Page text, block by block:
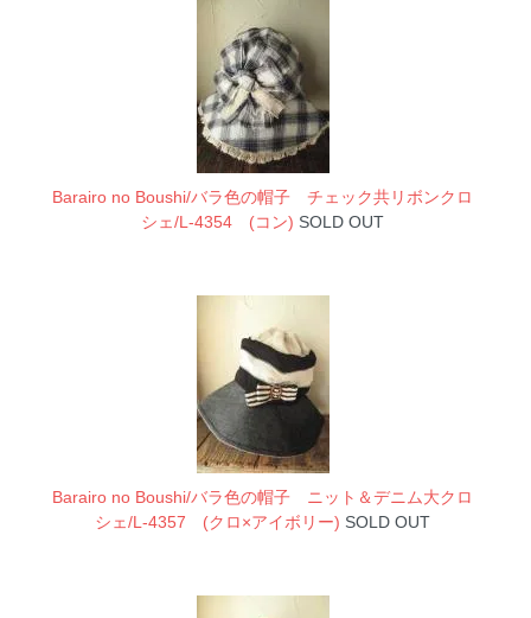
Barairo no Boushi/バラ色の帽子 チェック共リボンクロ
シェ/L-4354 (コン) SOLD OUT
Barairo no Boushi/バラ色の帽子 ニット＆デニム大クロ
シェ/L-4357 (クロ×アイボリー) SOLD OUT